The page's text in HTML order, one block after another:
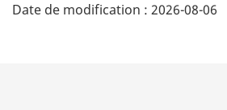
é
Date de modification : 2026-08-06